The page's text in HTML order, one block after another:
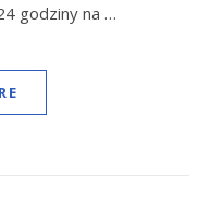
godziny na …